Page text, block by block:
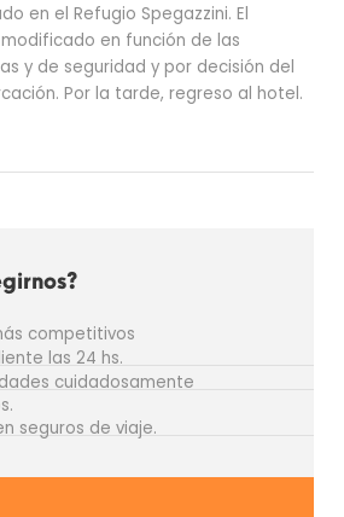
en el Refugio Spegazzini. El
en función de las
y de seguridad y por decisión del
Por la tarde, regreso al hotel.
competitivos
las 24 hs.
cuidadosamente
seguros de viaje.